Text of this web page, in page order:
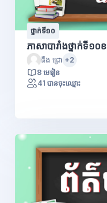
ថ្នាក់ទី១០
ភាសាបារាំងថ្នាក់ទី១០ខ
ផឹង ជ្រោ +2
8 មេរៀន
41 បានចុះឈ្មោះ